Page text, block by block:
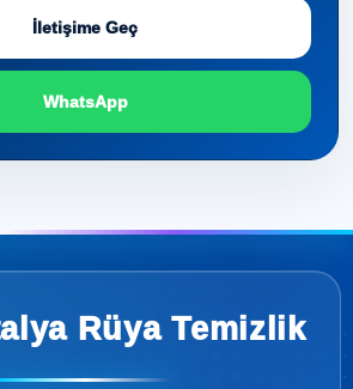
İletişime Geç
WhatsApp
Rüya Temizlik